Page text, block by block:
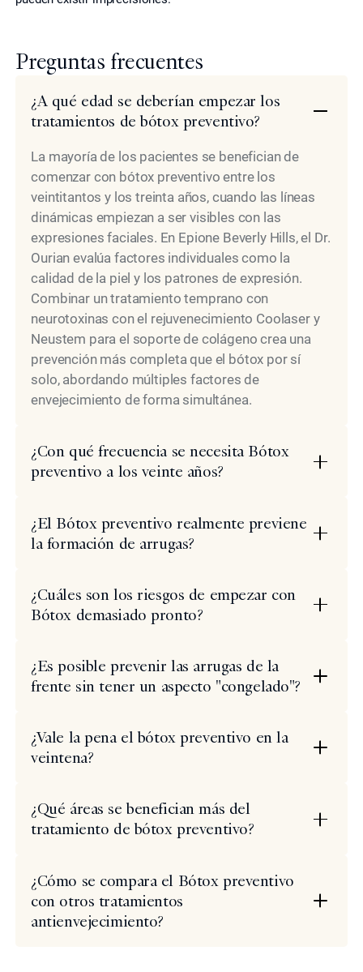
Preguntas frecuentes
¿A qué edad se deberían empezar los
tratamientos de bótox preventivo?
La mayoría de los pacientes se benefician de
comenzar con bótox preventivo entre los
veintitantos y los treinta años, cuando las líneas
dinámicas empiezan a ser visibles con las
expresiones faciales. En Epione Beverly Hills, el Dr.
Ourian evalúa factores individuales como la
calidad de la piel y los patrones de expresión.
Combinar un tratamiento temprano con
neurotoxinas con el rejuvenecimiento Coolaser y
Neustem para el soporte de colágeno crea una
prevención más completa que el bótox por sí
solo, abordando múltiples factores de
envejecimiento de forma simultánea.
¿Con qué frecuencia se necesita Bótox
preventivo a los veinte años?
¿El Bótox preventivo realmente previene
la formación de arrugas?
¿Cuáles son los riesgos de empezar con
Bótox demasiado pronto?
¿Es posible prevenir las arrugas de la
frente sin tener un aspecto "congelado"?
¿Vale la pena el bótox preventivo en la
veintena?
¿Qué áreas se benefician más del
tratamiento de bótox preventivo?
¿Cómo se compara el Bótox preventivo
con otros tratamientos
antienvejecimiento?